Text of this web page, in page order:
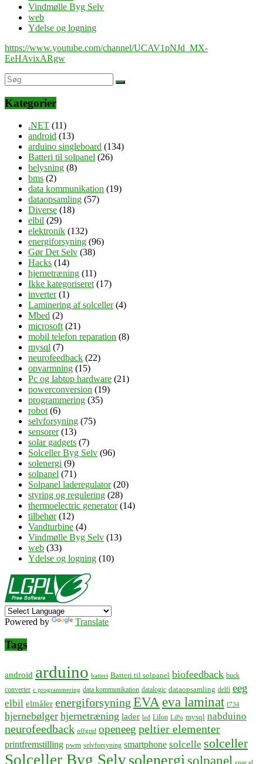
Vindmølle Byg Selv
web
Ydelse og logning
https://www.youtube.com/channel/UCAV1pNJd_MX-
EeHAvixARgw
Kategorier
.NET (11)
android (13)
arduino singleboard (134)
Batteri til solpanel (26)
belysning (8)
bms (2)
data kommunikation (19)
dataopsamling (57)
Diverse (18)
elbil (29)
elektronik (132)
energiforsyning (96)
Gør Det Selv (38)
Hacks (14)
hjernetræning (11)
Ikke kategoriseret(17)
inverter(1)
Laminering af solceller(4)
Mbed (2)
microsoft(21)
mobil telefon reparation (8)
mysql (7)
neurofeedback (22)
opvarmning (15)
Pc og labtop hardware (21)
powerconversion (19)
programmering (35)
robot(6)
selvforsyning (75)
sensorer(13)
solar gadgets (7)
Solceller Byg Selv (96)
solenergi (9)
solpanel (71)
Solpanel laderegulator(20)
styring og regulering (28)
thermoelectric generator(14)
tilbehør(12)
Vandturbine (4)
Vindmølle Byg Selv (13)
web (33)
Ydelse og logning (10)
Powered by Translate
Tags
android arduino batteri Batteri til solpanel biofeedback buck
converter c programmering data kommunikation datalogic dataopsamling delfi eeg
elbil elmåler energiforsyning EVA eva laminat f734
hjernebølger hjernetræning lader led LiIon LiPo mysql nabduino
neurofeedback offgrid openeeg peltier elementer
printfremstilling pwm selvforsyning smartphone solcelle solceller
Solceller Byg Selvsolenergisolpanel